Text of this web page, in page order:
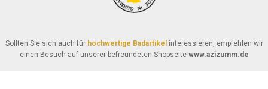
Sollten Sie sich auch für hochwertige Badartikel interessieren, empfehlen wir
einen Besuch auf unserer befreundeten Shopseite www.azizumm.de